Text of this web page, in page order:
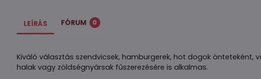
LEÍRÁS FÓRUM 0
Kiváló választás szendvicsek, hamburgerek, hot dogok önteteként,
halak vagy zöldségnyársak fűszerezésére is alkalmas.